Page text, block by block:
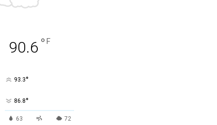
90.6 ° F
93.3°
86.8°
63 72